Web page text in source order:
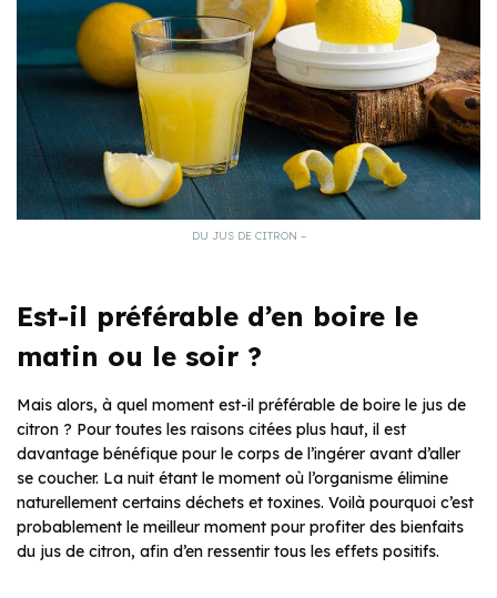
DU JUS DE CITRON –
Est-il préférable d’en boire le
matin ou le soir ?
Mais alors, à quel moment est-il préférable de boire le jus de
citron ? Pour toutes les raisons citées plus haut, il est
davantage bénéfique pour le corps de l’ingérer avant d’aller
se coucher. La nuit étant le moment où l’organisme élimine
naturellement certains déchets et toxines. Voilà pourquoi c’est
probablement le meilleur moment pour profiter des bienfaits
du jus de citron, afin d’en ressentir tous les effets positifs.